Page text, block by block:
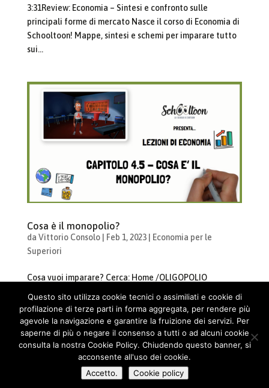
3:31Review: Economia – Sintesi e confronto sulle
principali forme di mercato Nasce il corso di Economia di
Schooltoon! Mappe, sintesi e schemi per imparare tutto
sui...
Cosa è il monopolio?
da Vittorio Consolo| Feb 1, 2023|
Economia per le
Superiori
Cosa vuoi imparare? Cerca: Home /OLIGOPOLIO
6:51Review: Economia – Cosa è un monopolio? Nasce il
corso di Economia di Schooltoon! Mappe, sintesi e schemi
per imparare tutto sui bisogni, sui beni, sui servizi, sulla...
« Post precedenti
Questo sito utilizza cookie tecnici o assimiliati e cookie di
profilazione di terze parti in forma aggregata, per rendere più
agevole la navigazione e garantire la fruizione dei servizi. Per
saperne di più o negare il consenso a tutti o ad alcuni cookie
consulta la nostra Cookie Policy. Chiudendo questo banner, si
acconsente all'uso dei cookie.
Accetto.
Cookie policy